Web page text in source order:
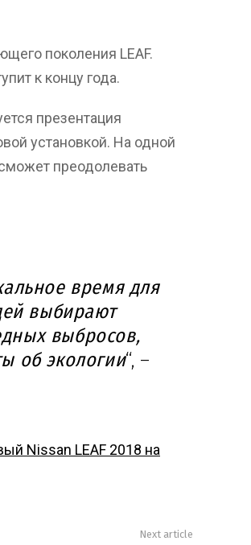
поколения LEAF.
к концу года.
презентация
установкой. На одной
преодолевать
время для
выбирают
выбросов,
об экологии“, –
Nissan LEAF 2018 на
Next article